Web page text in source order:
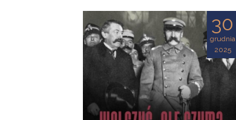
30
grudnia
2025